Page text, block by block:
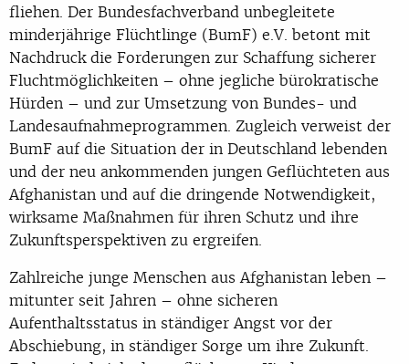
fliehen. Der Bundesfachverband unbegleitete
minderjährige Flüchtlinge (BumF) e.V. betont mit
Nachdruck die Forderungen zur Schaffung sicherer
Fluchtmöglichkeiten – ohne jegliche bürokratische
Hürden – und zur Umsetzung von Bundes- und
Landesaufnahmeprogrammen. Zugleich verweist der
BumF auf die Situation der in Deutschland lebenden
und der neu ankommenden jungen Geflüchteten aus
Afghanistan und auf die dringende Notwendigkeit,
wirksame Maßnahmen für ihren Schutz und ihre
Zukunftsperspektiven zu ergreifen.
Zahlreiche junge Menschen aus Afghanistan leben –
mitunter seit Jahren – ohne sicheren
Aufenthaltsstatus in ständiger Angst vor der
Abschiebung, in ständiger Sorge um ihre Zukunft.